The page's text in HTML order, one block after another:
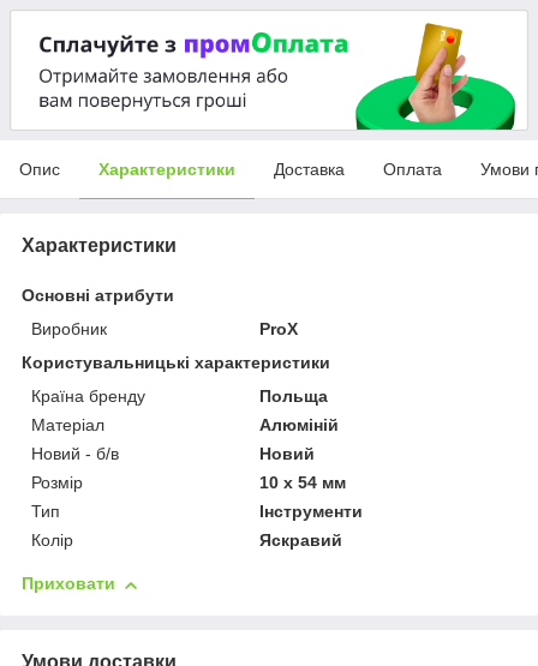
Опис Характеристики Доставка Оплата Умови
Характеристики
Основні атрибути
Виробник
ProX
Користувальницькі характеристики
Країна бренду
Польща
Матеріал
Алюміній
Новий - б/в
Новий
Розмір
10 x 54 мм
Тип
Інструменти
Колір
Яскравий
Приховати